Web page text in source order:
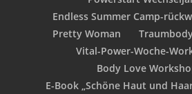
Endless Summer Camp-
Pretty Woman
Vital-Power-Woche-
Body Love
E-Book „Schöne Haut und